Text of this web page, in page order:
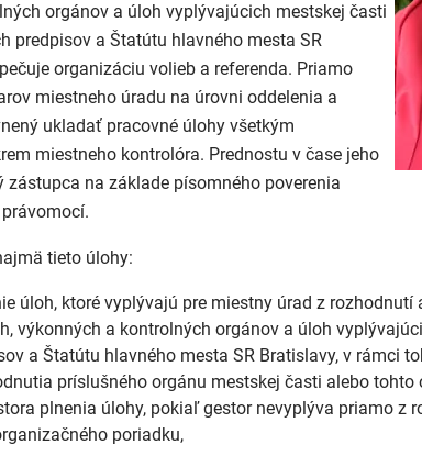
orgánov a úloh vyplývajúcich mestskej časti
predpisov a Štatútu hlavného mesta SR
organizáciu volieb a referenda. Priamo
miestneho úradu na úrovni oddelenia a
ukladať pracovné úlohy všetkým
miestneho kontrolóra. Prednostu v čase jeho
na základe písomného poverenia
tieto úlohy:
úloh, ktoré vyplývajú pre miestny úrad z
výkonných a kontrolných orgánov a úloh
a Štatútu hlavného mesta SR Bratislavy, v rámci
príslušného orgánu mestskej časti alebo tohto
plnenia úlohy, pokiaľ gestor nevyplýva priamo z
poriadku,